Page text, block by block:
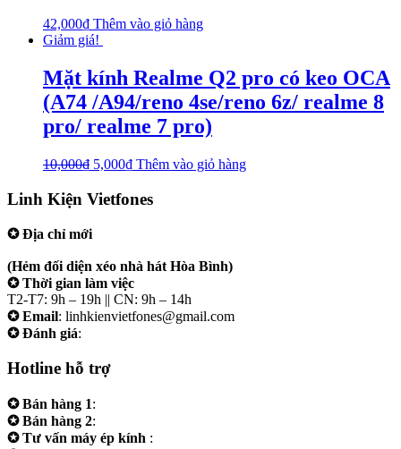
42,000₫ Thêm vào giỏ hàng
Giảm giá!
Mặt kính Realme Q2 pro có keo OCA
(A74 /A94/reno 4se/reno 6z/ realme 8
pro/ realme 7 pro)
10,000₫ 5,000₫ Thêm vào giỏ hàng
Linh Kiện Vietfones
✪ Địa chỉ mới
(Hẻm đối diện xéo nhà hát Hòa Bình)
✪ Thời gian làm việc
T2-T7: 9h – 19h || CN: 9h – 14h
✪ Email: linhkienvietfones@gmail.com
✪ Đánh giá:
Hotline hỗ trợ
✪ Bán hàng 1:
✪ Bán hàng 2:
✪ Tư vấn máy ép kính :